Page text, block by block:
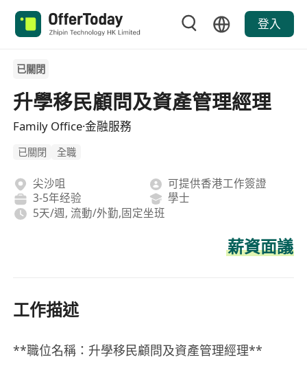
登入
已關閉
升學移民顧問及資產管理經理
Family Office·金融服務
已關閉 全職
尖沙咀
可提供香港工作簽證
3-5年经验
學士
5天/週, 流動/外勤,固定坐班
薪資面議
工作描述
**職位名稱：升學移民顧問及資產管理經理**